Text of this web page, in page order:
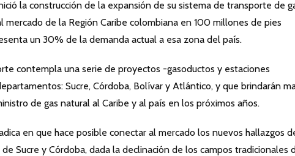
la construcción de la expansión de su sistema de transporte de
de la Región Caribe colombiana en 100 millones de pies
un 30% de la demanda actual a esa zona del país.
contempla una serie de proyectos -gasoductos y estaciones
Sucre, Córdoba, Bolívar y Atlántico, y que brindarán
de gas natural al Caribe y al país en los próximos años.
en que hace posible conectar al mercado los nuevos hallazgos
Sucre y Córdoba, dada la declinación de los campos tradicionales